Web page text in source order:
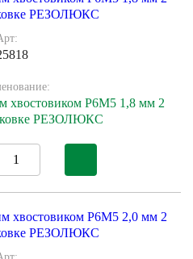
хвостовиком Р6М5 1,8 мм 2
РЕЗОЛЮКС